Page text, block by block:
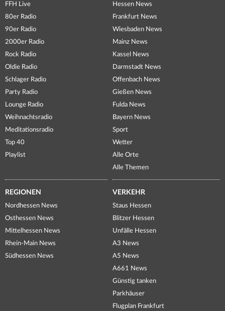
FFH Live
80er Radio
90er Radio
2000er Radio
Rock Radio
Oldie Radio
Schlager Radio
Party Radio
Lounge Radio
Weihnachtsradio
Meditationsradio
Top 40
Playlist
Hessen News
Frankfurt News
Wiesbaden News
Mainz News
Kassel News
Darmstadt News
Offenbach News
Gießen News
Fulda News
Bayern News
Sport
Wetter
Alle Orte
Alle Themen
REGIONEN
Nordhessen News
Osthessen News
Mittelhessen News
Rhein-Main News
Südhessen News
VERKEHR
Staus Hessen
Blitzer Hessen
Unfälle Hessen
A3 News
A5 News
A661 News
Günstig tanken
Parkhäuser
Flugplan Frankfurt